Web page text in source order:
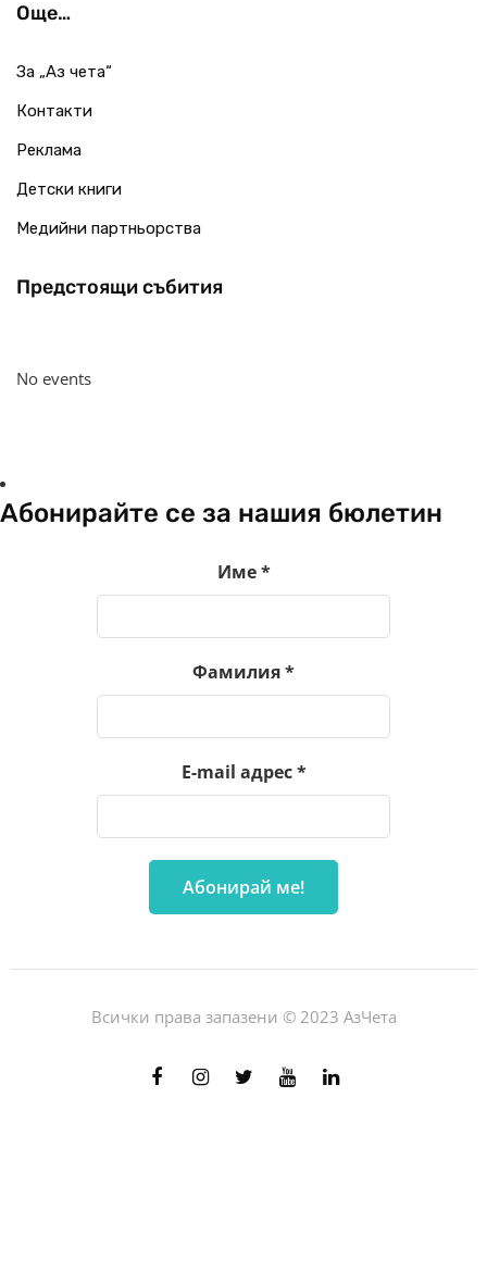
Още…
За „Аз чета“
Контакти
Реклама
Детски книги
Медийни партньорства
Предстоящи събития
No events
Абонирайте се за нашия бюлетин
Име*
Фамилия*
E-mail адрес*
Всички права запазени © 2023 АзЧета